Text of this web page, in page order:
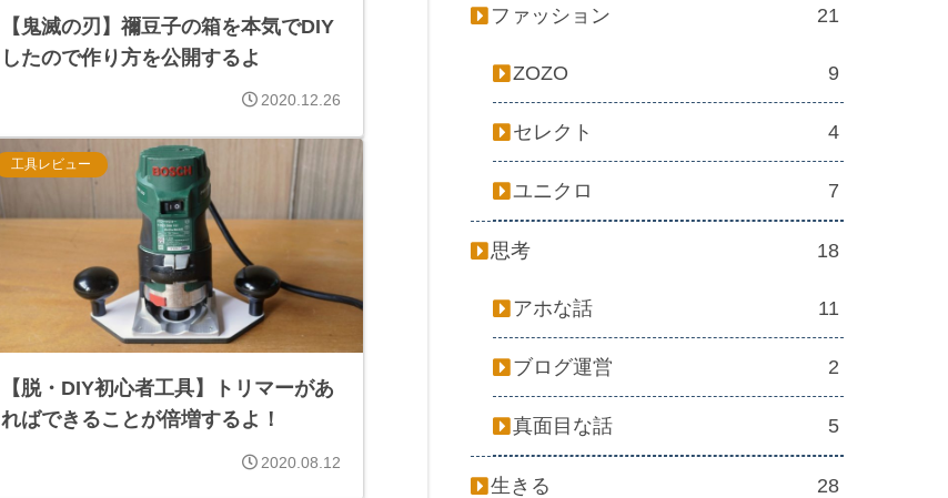
【鬼滅の刃】禰󠄀豆子の箱を本気でDIY
したので作り方を公開するよ
2020.12.26
工具レビュー
【脱・DIY初心者工具】トリマーがあ
ればできることが倍増するよ！
2020.08.12
ファッション 21
ZOZO 9
セレクト 4
ユニクロ 7
思考 18
アホな話 11
ブログ運営 2
真面目な話 5
生きる 28